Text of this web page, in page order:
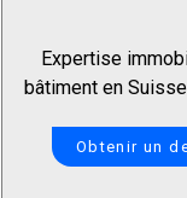
Expertise
bâtiment en
Obtenir un